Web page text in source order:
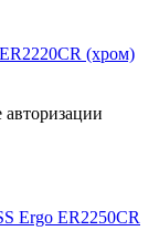
(хром)
Ergo ER2250CR